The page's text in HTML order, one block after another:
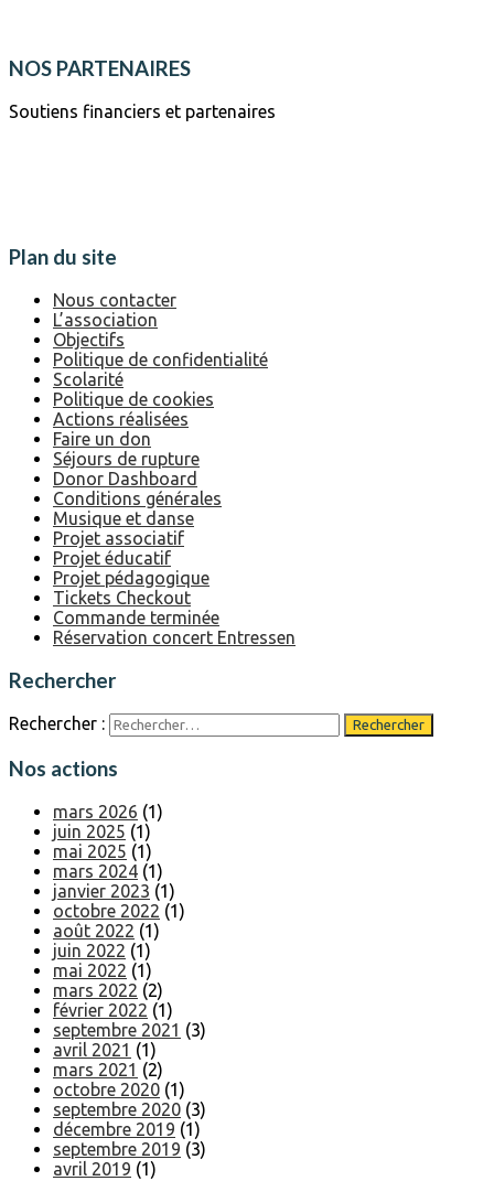
NOS PARTENAIRES
Soutiens financiers et partenaires
Plan du site
Nous contacter
L’association
Objectifs
Politique de confidentialité
Scolarité
Politique de cookies
Actions réalisées
Faire un don
Séjours de rupture
Donor Dashboard
Conditions générales
Musique et danse
Projet associatif
Projet éducatif
Projet pédagogique
Tickets Checkout
Commande terminée
Réservation concert Entressen
Rechercher
Rechercher :
Nos actions
mars 2026 (1)
juin 2025 (1)
mai 2025 (1)
mars 2024 (1)
janvier 2023 (1)
octobre 2022 (1)
août 2022 (1)
juin 2022 (1)
mai 2022 (1)
mars 2022 (2)
février 2022 (1)
septembre 2021 (3)
avril 2021 (1)
mars 2021 (2)
octobre 2020 (1)
septembre 2020 (3)
décembre 2019 (1)
septembre 2019 (3)
avril 2019 (1)